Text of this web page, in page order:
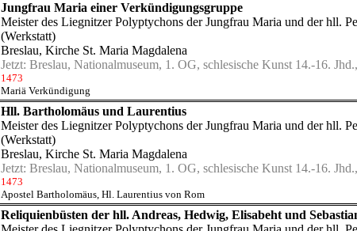
Jungfrau Maria einer Verkündigungsgruppe
Meister des Liegnitzer Polyptychons der Jungfrau Maria und der hll.
(Werkstatt)
Breslau, Kirche St. Maria Magdalena
Jetzt: Breslau, Nationalmuseum, 1. OG, schlesische Kunst 14.-16.
1473
Mariä Verkündigung
Hll. Bartholomäus und Laurentius
Meister des Liegnitzer Polyptychons der Jungfrau Maria und der hll.
(Werkstatt)
Breslau, Kirche St. Maria Magdalena
Jetzt: Breslau, Nationalmuseum, 1. OG, schlesische Kunst 14.-16.
1473
Apostel Bartholomäus, Hl. Laurentius von Rom
Reliquienbüsten der hll. Andreas, Hedwig, Elisabeht und